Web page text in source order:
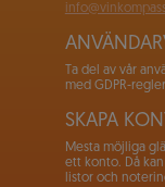
Ta del av vår
med GDPR-
SKAPA
Mesta möjliga
ett konto. Då
listor och